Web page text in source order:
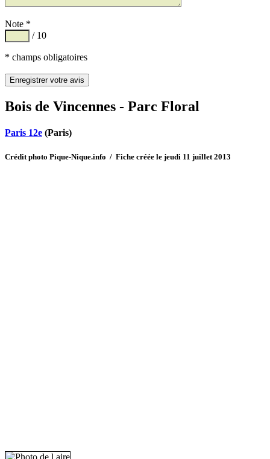
Note *
/ 10
* champs obligatoires
Bois de Vincennes - Parc Floral
Paris 12e (Paris)
Crédit photo Pique-Nique.info / Fiche créée le jeudi 11 juillet 2013